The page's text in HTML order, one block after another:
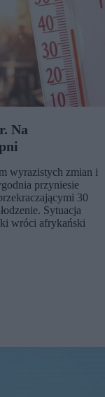
Na
wyrazistych zmian i
przyniesie
30
Sytuacja
wróci afrykański